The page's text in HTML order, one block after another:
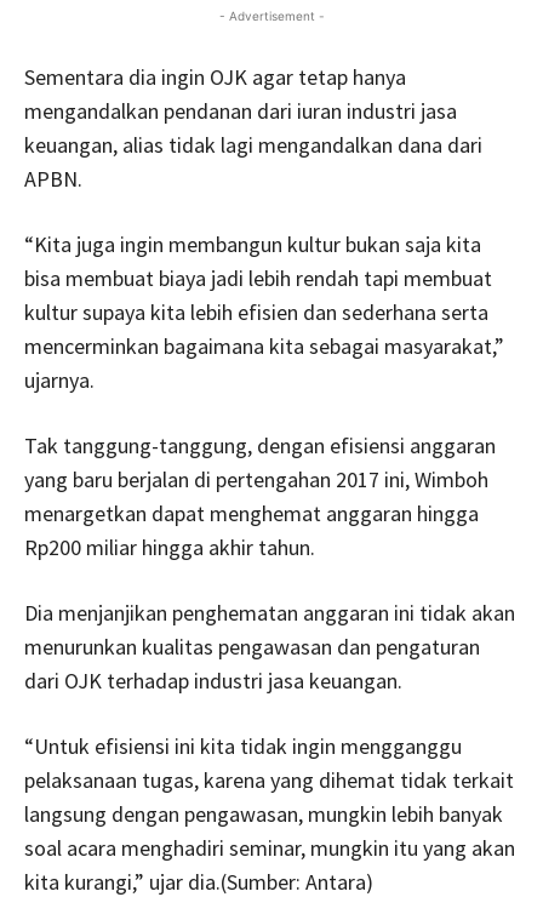
- Advertisement -
Sementara dia ingin OJK agar tetap hanya
mengandalkan pendanan dari iuran industri jasa
keuangan, alias tidak lagi mengandalkan dana dari
APBN.
“Kita juga ingin membangun kultur bukan saja kita
bisa membuat biaya jadi lebih rendah tapi membuat
kultur supaya kita lebih efisien dan sederhana serta
mencerminkan bagaimana kita sebagai masyarakat,”
ujarnya.
Tak tanggung-tanggung, dengan efisiensi anggaran
yang baru berjalan di pertengahan 2017 ini, Wimboh
menargetkan dapat menghemat anggaran hingga
Rp200 miliar hingga akhir tahun.
Dia menjanjikan penghematan anggaran ini tidak akan
menurunkan kualitas pengawasan dan pengaturan
dari OJK terhadap industri jasa keuangan.
“Untuk efisiensi ini kita tidak ingin mengganggu
pelaksanaan tugas, karena yang dihemat tidak terkait
langsung dengan pengawasan, mungkin lebih banyak
soal acara menghadiri seminar, mungkin itu yang akan
kita kurangi,” ujar dia.(Sumber: Antara)